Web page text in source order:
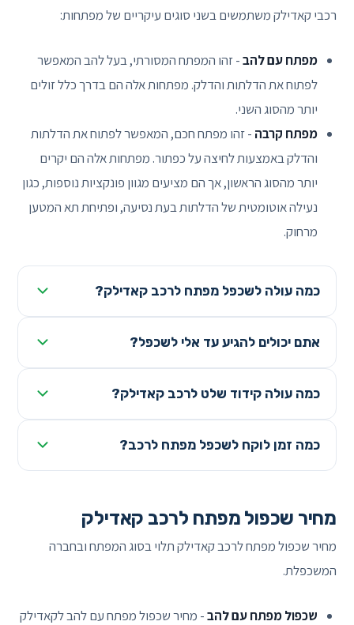
רכבי קאדילק משתמשים בשני סוגים עיקריים של מפתחות:
מפתח עם להב- זהו המפתח המסורתי, בעל להב המאפשר
לפתוח את הדלתות והדלק. מפתחות אלה הם בדרך כלל זולים
יותר מהסוג השני.
מפתח קרבה - זהו מפתח חכם, המאפשר לפתוח את הדלתות
והדלק באמצעות לחיצה על כפתור. מפתחות אלה הם יקרים
יותר מהסוג הראשון, אך הם מציעים מגוון פונקציות נוספות, כגון
נעילה אוטומטית של הדלתות בעת נסיעה, ופתיחת תא המטען
מרחוק.
כמה עולה לשכפל מפתח לרכב קאדילק?
אתם יכולים להגיע עד אלי לשכפל?
כמה עולה קידוד שלט לרכב קאדילק?
כמה זמן לוקח לשכפל מפתח לרכב?
מחיר שכפול מפתח לרכב קאדילק
מחיר שכפול מפתח לרכב קאדילק תלוי בסוג המפתח ובחברה
המשכפלת.
שכפול מפתח עם להב- מחיר שכפול מפתח עם להב לקאדילק